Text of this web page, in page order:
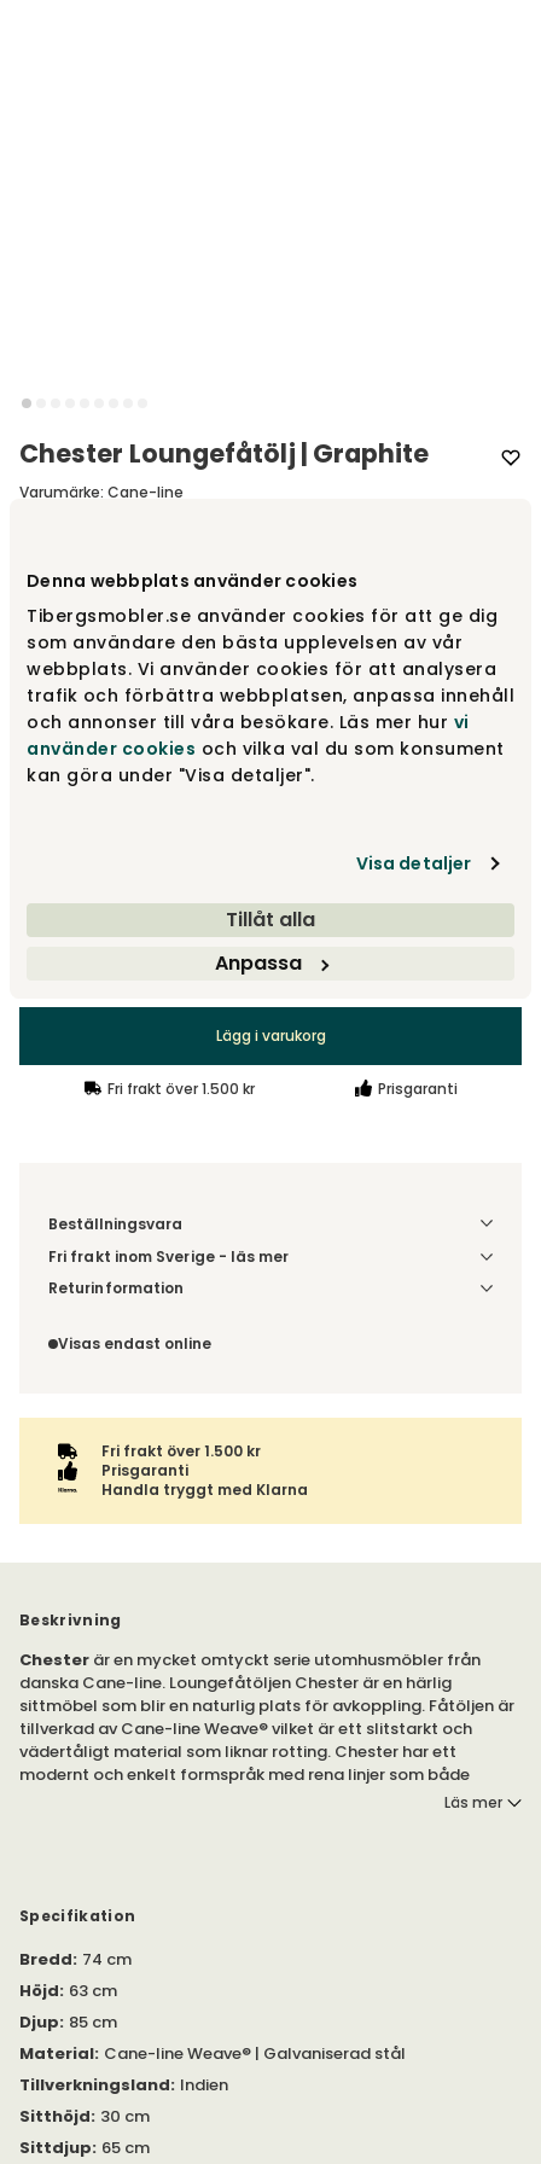
Denna webbplats använder cookies
Tibergsmobler.se använder cookies för att ge dig
som användare den bästa upplevelsen av vår
webbplats. Vi använder cookies för att analysera
trafik och förbättra webbplatsen, anpassa innehåll
och annonser till våra besökare. Läs mer hur vi
använder cookies och vilka val du som konsument
kan göra under "Visa detaljer".
Visa detaljer
Tillåt alla
Anpassa
Chester Loungefåtölj | Graphite
Varumärke: Cane-line
Graphite 13 600 kr
Natural 13 600 kr
Lägg i varukorg
Fri frakt över 1.500 kr Prisgaranti
Beställningsvara
Fri frakt inom Sverige - läs mer
Denna vara skickas till din port/tomtgräns. Innan leverans
ordern tillsammans.
Returinformation
inte av ångerrätten.
Visas endast online
Fri frakt över 1.500 kr
Prisgaranti
Handla tryggt med Klarna
Beskrivning
Chester är en mycket omtyckt serie utomhusmöbler från
danska Cane-line. Loungefåtöljen Chester är en härlig
sittmöbel som blir en naturlig plats för avkoppling. Fåtöljen är
tillverkad av Cane-line Weave® vilket är ett slitstarkt och
vädertåligt material som liknar rotting. Chester har ett
modernt och enkelt formspråk med rena linjer som både
Loungefåtöljen är tillverkad av högkvalitativa material för att
tillverkad av galvaniserad stål där flätad
Weave®utgör fåtöljens kropp. Cane-line Weave® är ett
material som liknar rotting tillverkat av polyeten. Materialet är
idealiskt för utomhusbruk eftersom det inte absorberar fukt,
är UV-beständig och klarar av stora temperaturskillnader.
Dessutom finns en naturlig elasticitet vilket bidrar till den höga
komforten.
Dynorna finns i olika färger avsedda för utomhusbruk.
Läs mer
Specifikation
Bredd: 74 cm
Höjd: 63 cm
Djup: 85 cm
Material: Cane-line Weave® | Galvaniserad stål
Tillverkningsland: Indien
Sitthöjd: 30 cm
Sittdjup: 65 cm